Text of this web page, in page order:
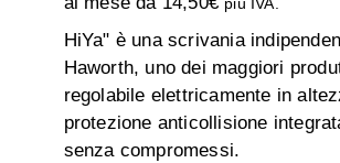
più IVA.
HiYa" è una scrivania
Haworth, uno dei maggiori
regolabile elettricamente in
protezione anticollisione
senza compromessi.